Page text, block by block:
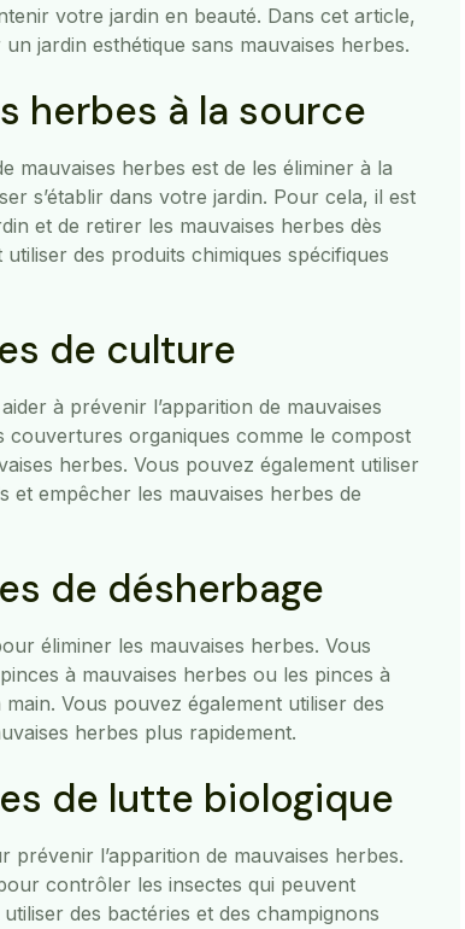
votre jardin en beauté. Dans cet article,
jardin esthétique sans mauvaises herbes.
herbes à la source
mauvaises herbes est de les éliminer à la
s’établir dans votre jardin. Pour cela, il est
et de retirer les mauvaises herbes dès
des produits chimiques spécifiques
de culture
à prévenir l’apparition de mauvaises
organiques comme le compost
herbes. Vous pouvez également utiliser
empêcher les mauvaises herbes de
de désherbage
éliminer les mauvaises herbes. Vous
à mauvaises herbes ou les pinces à
Vous pouvez également utiliser des
herbes plus rapidement.
de lutte biologique
l’apparition de mauvaises herbes.
contrôler les insectes qui peuvent
des bactéries et des champignons